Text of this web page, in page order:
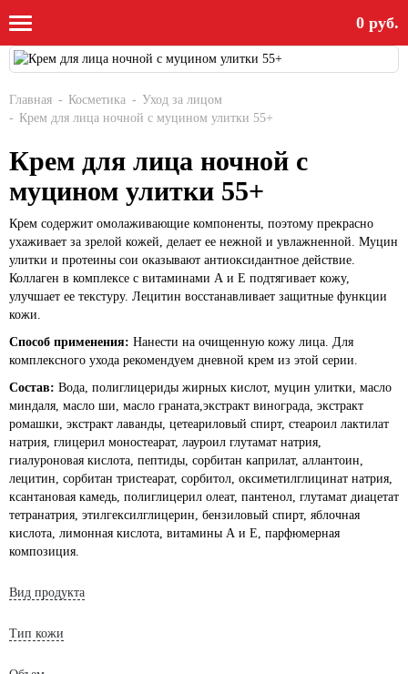
0 руб.
Главная Косметика
Уход за лицом
Крем для лица ночной с муцином улитки 55+
Крем для лица ночной с
муцином улитки 55+
Крем содержит омолаживающие компоненты, поэтому прекрасно
ухаживает за зрелой кожей, делает ее нежной и увлажненной. Муцин
улитки и протеины сои оказывают антиоксидантное действие.
Коллаген в комплексе с витаминами А и Е подтягивает кожу,
улучшает ее текстуру. Лецитин восстанавливает защитные функции
кожи.
Способ применения: Нанести на очищенную кожу лица. Для
комплексного ухода рекомендуем дневной крем из этой серии.
Состав: Вода, полиглицериды жирных кислот, муцин улитки, масло
миндаля, масло ши, масло граната,экстракт винограда, экстракт
ромашки, экстракт лаванды, цетеариловый спирт, стеароил лактилат
натрия, глицерил моностеарат, лауроил глутамат натрия,
гиалуроновая кислота, пептиды, сорбитан каприлат, аллантоин,
лецитин, сорбитан тристеарат, сорбитол, оксиметилглицинат натрия,
ксантановая камедь, полиглицерил олеат, пантенол, глутамат диацетат
тетранатрия, этилгексилглицерин, бензиловый спирт, яблочная
кислота, лимонная кислота, витамины А и Е, парфюмерная
композиция.
Вид продукта
Тип кожи